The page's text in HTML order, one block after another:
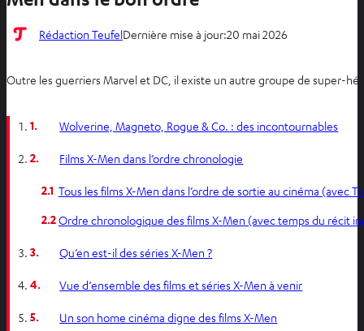
Rédaction TeufelDernière mise à jour:20 mai 2026
Outre les guerriers Marvel et DC, il existe un autre groupe de super-
1. Wolverine, Magneto, Rogue & Co. : des incontournables
2. Films X-Men dans l’ordre chronologie
2.1 Tous les films X-Men dans l’ordre de sortie au cinéma (avec
2.2Ordre chronologique des films X-Men (avec temps du récit
3. Qu’en est-il des séries X-Men ?
4. Vue d‘ensemble des films et séries X-Men à venir
5. Un son home cinéma digne des films X-Men